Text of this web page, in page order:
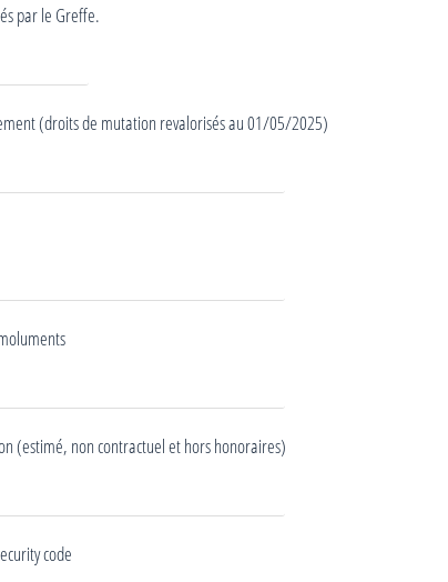
par le Greffe.
(droits de mutation revalorisés au 01/05/2025)
(estimé, non contractuel et hors honoraires)
code